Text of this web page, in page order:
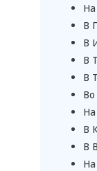
В
В
В
В
В
В